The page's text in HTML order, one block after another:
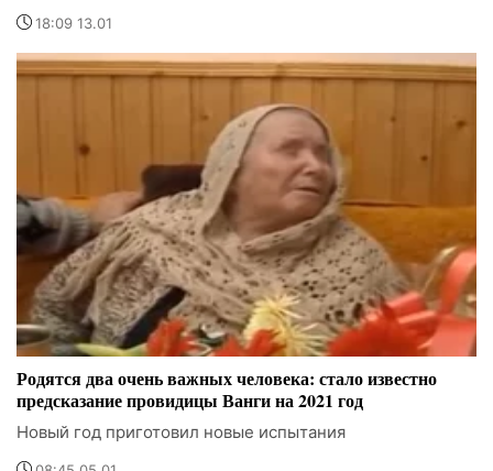
18:09 13.01
Родятся два очень важных человека: стало известно
предсказание провидицы Ванги на 2021 год
Новый год приготовил новые испытания